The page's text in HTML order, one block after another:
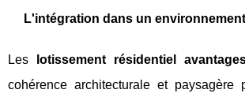
L'intégration dans un
Les lotissement résidentiel
cohérence architecturale et paysagère